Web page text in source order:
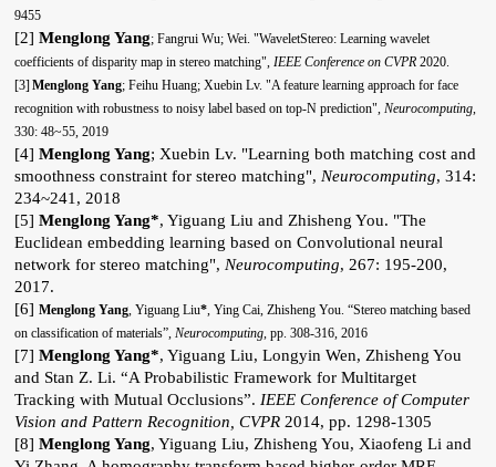
9455
[2]Menglong Yang; Fangrui Wu; Wei. "WaveletStereo: Learning wavelet
coefficients of disparity map in stereo matching",IEEE Conference onCVPR 2020.
[3] Menglong Yang; Feihu Huang; Xuebin Lv. "A feature learning approach for face
recognition with robustness to noisy label based on top-N prediction",Neurocomputing,
330: 48~55, 2019
[4]Menglong Yang; Xuebin Lv. "Learning both matching cost and
smoothness constraint for stereo matching",Neurocomputing, 314:
234~241, 2018
[5]Menglong Yang*, Yiguang Liu and Zhisheng You. "The
Euclidean embedding learning based on Convolutional neural
network for stereo matching",Neurocomputing, 267: 195-200,
2017.
[6]Menglong Yang, Yiguang Liu*, Ying Cai, Zhisheng You. “Stereo matching based
on classification of materials”,Neurocomputing, pp. 308-316, 2016
[7]Menglong Yang*, Yiguang Liu, Longyin Wen, Zhisheng You
and Stan Z. Li. “A Probabilistic Framework for Multitarget
Tracking with Mutual Occlusions”.IEEE Conference of Computer
Vision and Pattern Recognition, CVPR 2014, pp. 1298-1305
[8]Menglong Yang, Yiguang Liu, Zhisheng You, Xiaofeng Li and